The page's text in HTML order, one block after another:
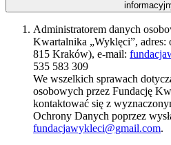
Administratorem danych
Kwartalnika „Wyklęci”,
815 Kraków), e-mail:
535 583 309
We wszelkich sprawach
osobowych przez Fundację
kontaktować się z
Ochrony Danych poprzez
fundacjawykleci@gmail.com.